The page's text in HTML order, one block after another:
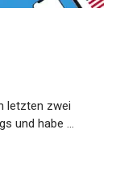
letzten zwei
und habe …